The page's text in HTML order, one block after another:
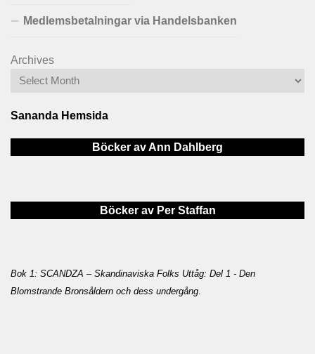
Medlemsbetalningar via Handelsbanken
Archives
Sananda Hemsida
Böcker av Ann Dahlberg
Böcker av Per Staffan
Bok 1: SCANDZA – Skandinaviska Folks Uttåg: Del 1 - Den
Blomstrande Bronsåldern och dess undergång